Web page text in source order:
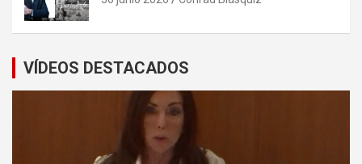
VÍDEOS DESTACADOS